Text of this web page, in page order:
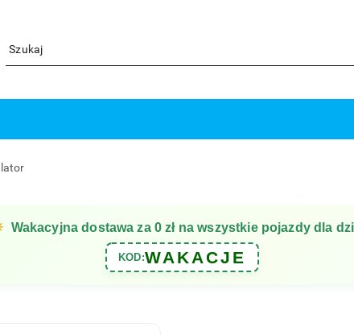
Wakacyjna dostawa za 0 zł na wszystkie pojazdy dla
KOD:WAKACJE